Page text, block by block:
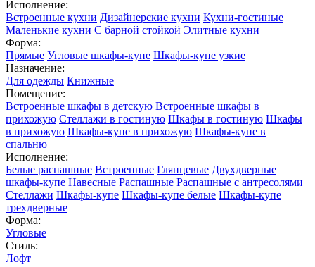
Исполнение:
Встроенные кухни Дизайнерские кухни Кухни-гостиные
Маленькие кухни С барной стойкой Элитные кухни
Форма:
Прямые Угловые шкафы-купе Шкафы-купе узкие
Назначение:
Для одежды Книжные
Помещение:
Встроенные шкафы в детскую Встроенные шкафы в
прихожую Стеллажи в гостиную Шкафы в гостиную Шкафы
в прихожую Шкафы-купе в прихожую Шкафы-купе в
спальню
Исполнение:
Белые распашные Встроенные Глянцевые Двухдверные
шкафы-купе Навесные Распашные Распашные с антресолями
Стеллажи Шкафы-купе Шкафы-купе белые Шкафы-купе
трехдверные
Форма:
Угловые
Стиль:
Лофт